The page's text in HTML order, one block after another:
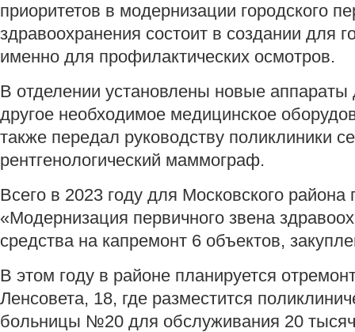
приоритетов в модернизации городского
здравоохранения состоит в создании для
именно для профилактических осмотров.
В отделении установлены новые
другое необходимое медицинское
также передал руководству поликлиники
рентгенологический маммограф.
Всего в 2023 году для Московского
«Модернизация первичного звена
средства на капремонт 6 объектов,
В этом году в районе планируется
Ленсовета, 18, где разместится
больницы №20 для обслуживания 20